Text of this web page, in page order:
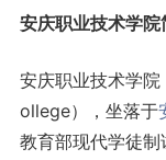
安庆职业技术学院
安庆职业技术学
ollege），坐落于
教育部现代学徒